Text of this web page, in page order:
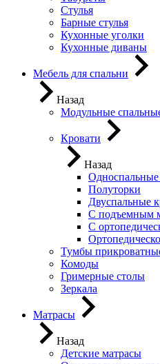
Стулья
Барные стулья
Кухонные уголки
Кухонные диваны
Мебель для спальни
Назад
Модульные
Кровати
Назад
Односпальные
Полуторки
Двуспальные
С подъемным
С
Тумбы
Комоды
Гримерные столы
Зеркала
Матрасы
Назад
Детские матрасы